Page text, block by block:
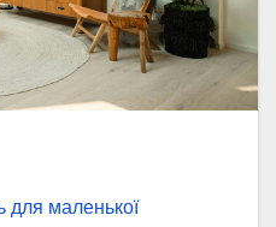
для маленької